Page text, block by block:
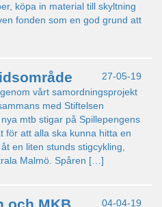
köpa in material till skyltning
fonden som en god grund att
27-05-19
vårt samordningsprojekt
med Stiftelsen
mtb stigar på Spillepengens
för att alla ska kunna hitta en
en liten stunds stigcykling,
Malmö. Spåren […]
04-04-19